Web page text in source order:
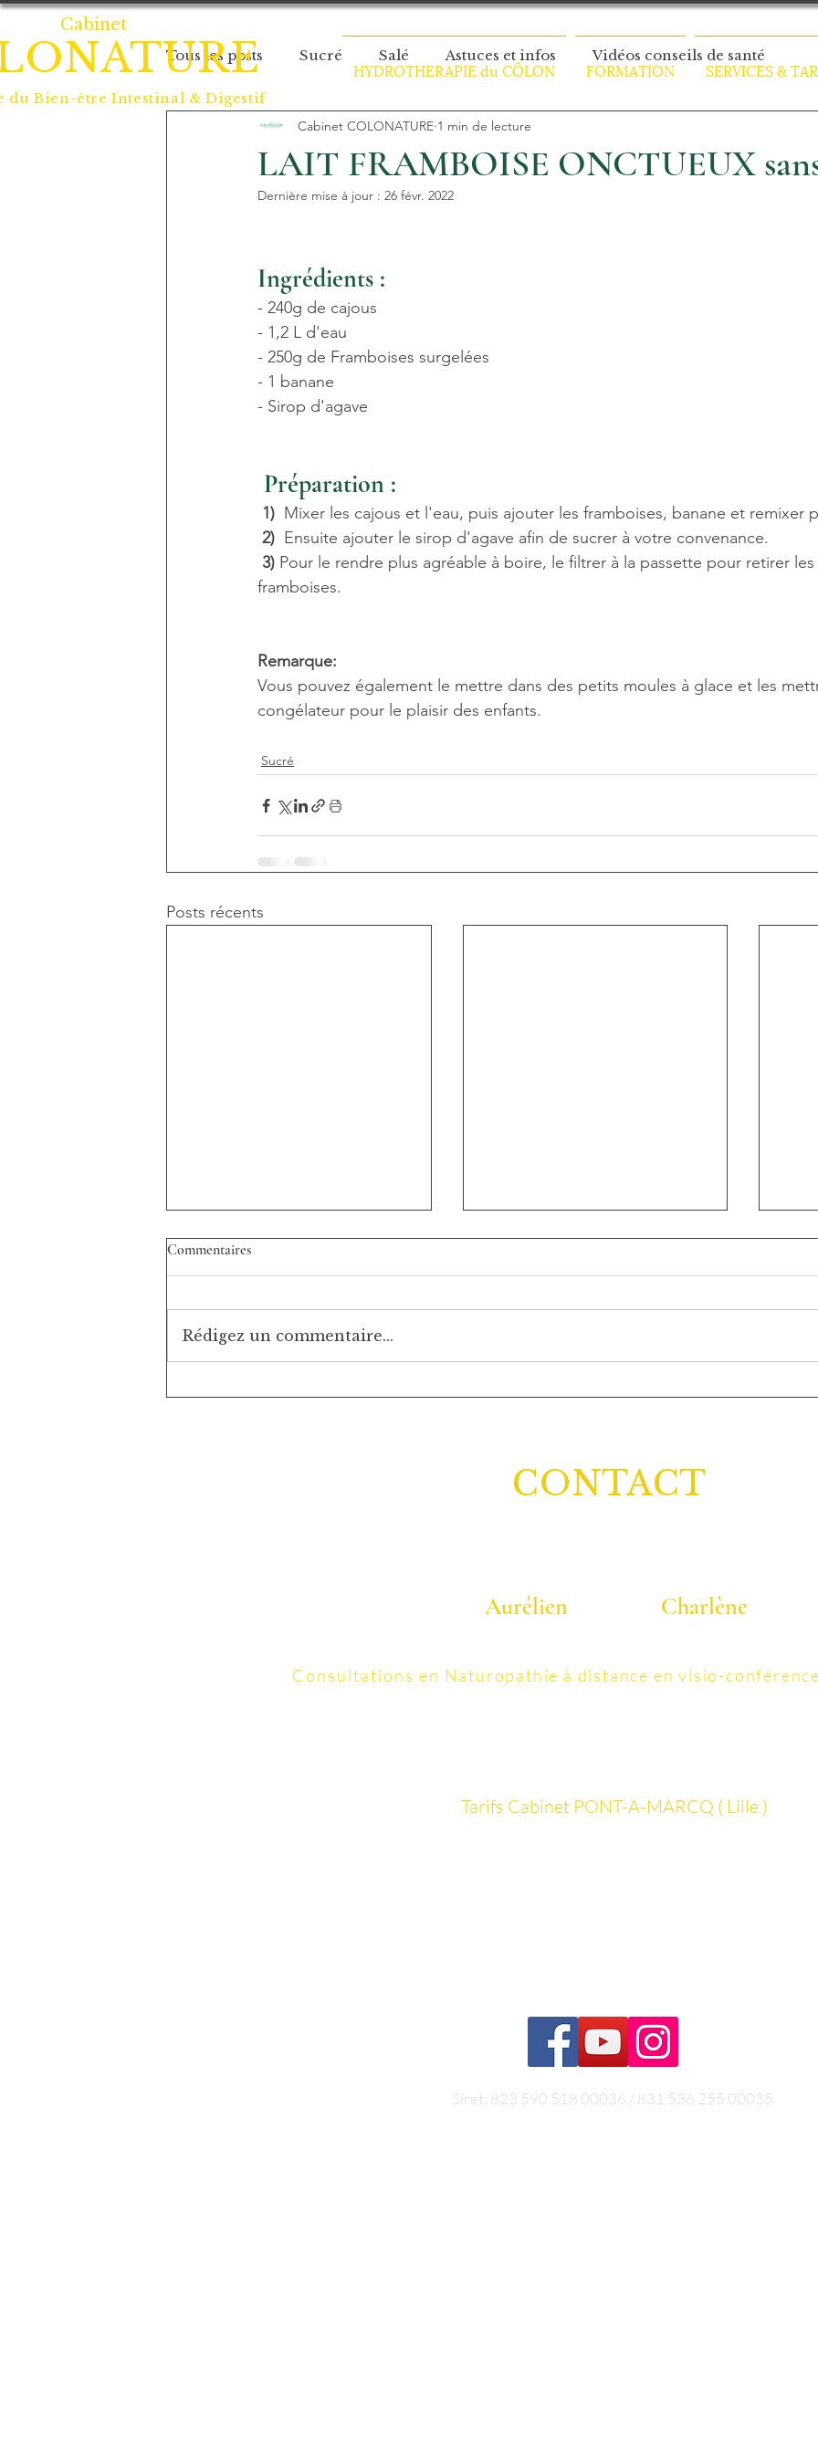
Cabinet
HYDROTHERAPIE du CÔLON FORMATION SERVICES &
du Bien-être Intestinal & Digestif
Tous les posts Sucré Salé Astuces et infos Vidéos conseils de santé
LAIT FRAMBOISE ONCTUEUX
Cabinet COLONATURE 1 min de lecture
Dernière mise à jour : 26 févr. 2022
Ingrédients :
- 240g de cajous
- 1,2 L d'eau
- 250g de Framboises surgelées
- 1 banane
- Sirop d'agave
Préparation :
1) Mixer les cajous et l'eau, puis ajouter les framboises, banane et remixer
2) Ensuite ajouter le sirop d'agave afin de sucrer à votre convenance.
3) Pour le rendre plus agréable à boire, le filtrer à la passette pour retirer
framboises.
Remarque:
Vous pouvez également le mettre dans des petits moules à glace et les
congélateur pour le plaisir des enfants.
Sucré
Posts récents
Peau de pêche et teint frais
Le
Commentaires
Rédigez un commentaire...
CONTACT
Aurélien Charlène
Consultations en Naturopathie à distance en visio-conférence
Tarifs ​​​​​​Cabinet PONT-A-MARCQ ( Lille )
Siret: 823 590 518 00036 / 831 536 255 00035